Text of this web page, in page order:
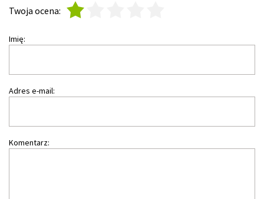
Twoja ocena:
Imię:
Adres e-mail:
Komentarz: